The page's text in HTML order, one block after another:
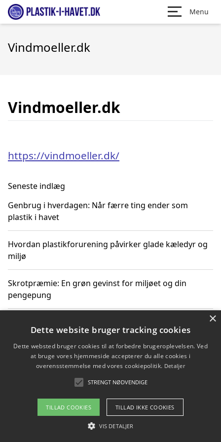
Menu
Vindmoeller.dk
Vindmoeller.dk
https://vindmoeller.dk/
Seneste indlæg
Genbrug i hverdagen: Når færre ting ender som
plastik i havet
Hvordan plastikforurening påvirker glade kæledyr og
miljø
Skrotpræmie: En grøn gevinst for miljøet og din
pengepung
Hvordan blåfade med rist kan hjælpe med at reducere
plastik i havet
Spil kasinospil på et troværdigt online casino: Din
guide til sikker og sjov underholdning
Copyright 2026 - Pilanto Aps
Om / kontakt
×
Dette website bruger tracking cookies
Dette websted bruger cookies til at forbedre brugeroplevelsen. Ved
at bruge vores hjemmeside accepterer du alle cookies i
overensstemmelse med vores cookiepolitik. Detaljer
STRENGT NØDVENDIGE
TILLAD COOKIES TILLAD IKKE COOKIES
VIS DETALJER